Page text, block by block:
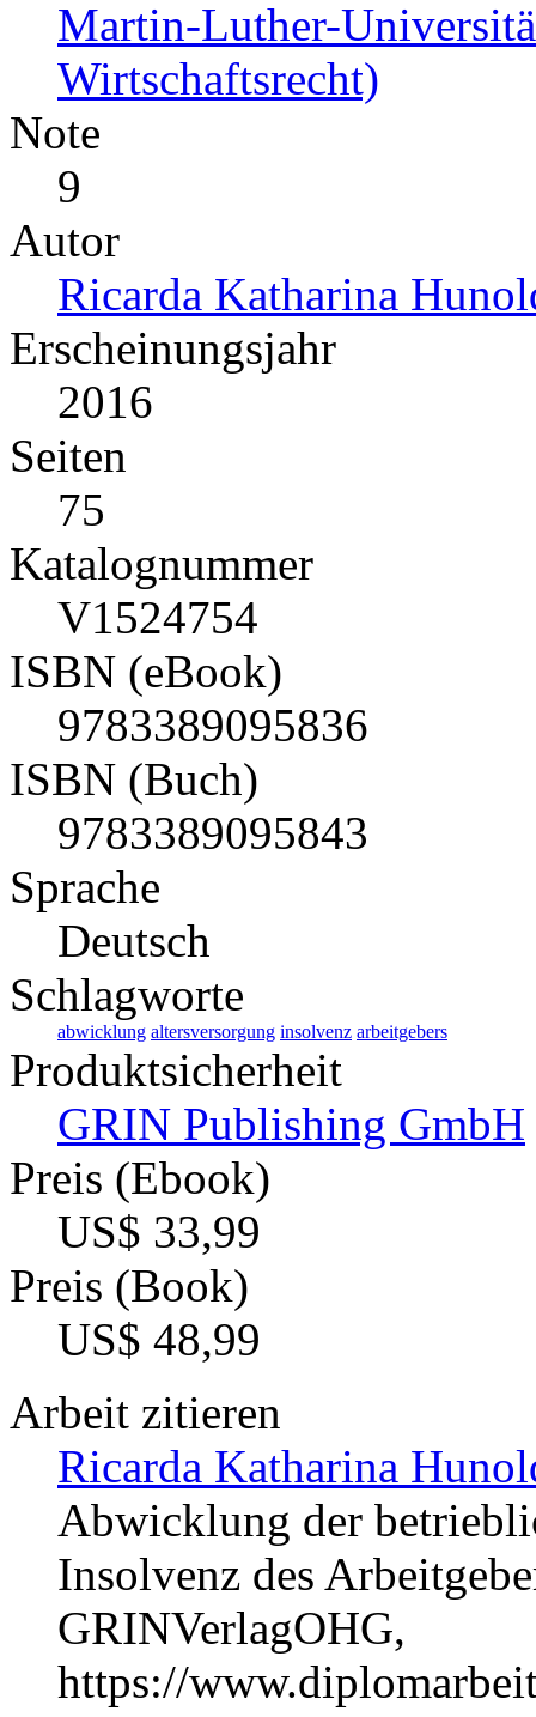
Martin-Luther-
Wirtschaftsrecht)
Note
9
Autor
Ricarda Katharina
Erscheinungsjahr
2016
Seiten
75
Katalognummer
V1524754
ISBN (eBook)
9783389095836
ISBN (Buch)
9783389095843
Sprache
Deutsch
Schlagworte
abwicklung altersversorgung insolvenz arbeitgebers
Produktsicherheit
GRIN Publishing GmbH
Preis (Ebook)
US$ 33,99
Preis (Book)
US$ 48,99
Arbeit zitieren
Ricarda Katharina
Abwicklung der
Insolvenz des
GRINVerlagOHG,
https://